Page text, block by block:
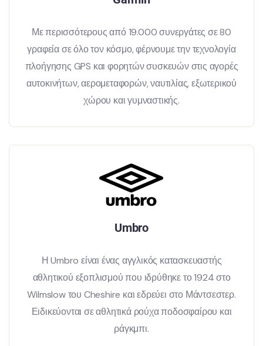
Με περισσότερους από 19.000 συνεργάτες σε 80
γραφεία σε όλο τον κόσμο, φέρνουμε την τεχνολογία
πλοήγησης GPS και φορητών συσκευών στις αγορές
αυτοκινήτων, αερομεταφορών, ναυτιλίας, εξωτερικού
χώρου και γυμναστικής.
Umbro
Η Umbro είναι ένας αγγλικός κατασκευαστής
αθλητικού εξοπλισμού που ιδρύθηκε το 1924 στο
Wilmslow του Cheshire και εδρεύει στο Μάντσεστερ.
Ειδικεύονται σε αθλητικά ρούχα ποδοσφαίρου και
ράγκμπι.